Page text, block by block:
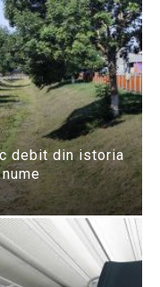
debit din istoria